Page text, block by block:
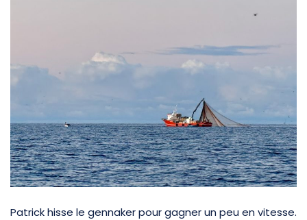
Patrick hisse le gennaker pour gagner un peu en vitesse.